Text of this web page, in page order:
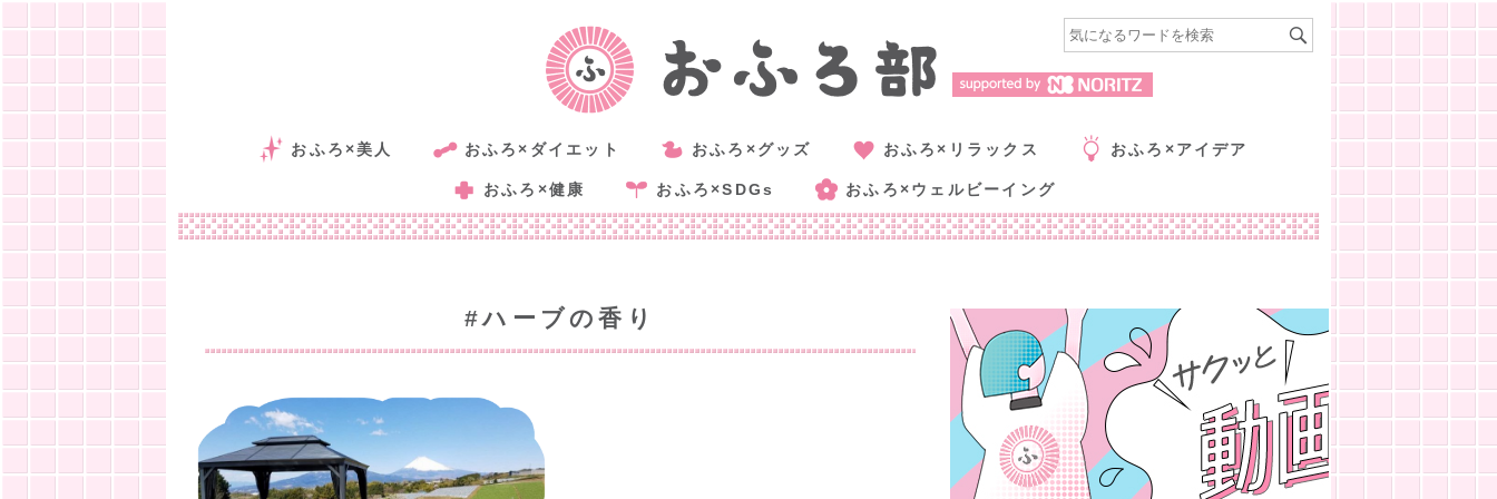
おふろ×美人 おふろ×ダイエット おふろ×グッズ おふろ×リラックス おふろ×アイデア
おふろ×健康 おふろ×SDGs おふろ×ウェルビーイング
#ハーブの香り